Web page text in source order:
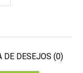
DE DESEJOS (0)